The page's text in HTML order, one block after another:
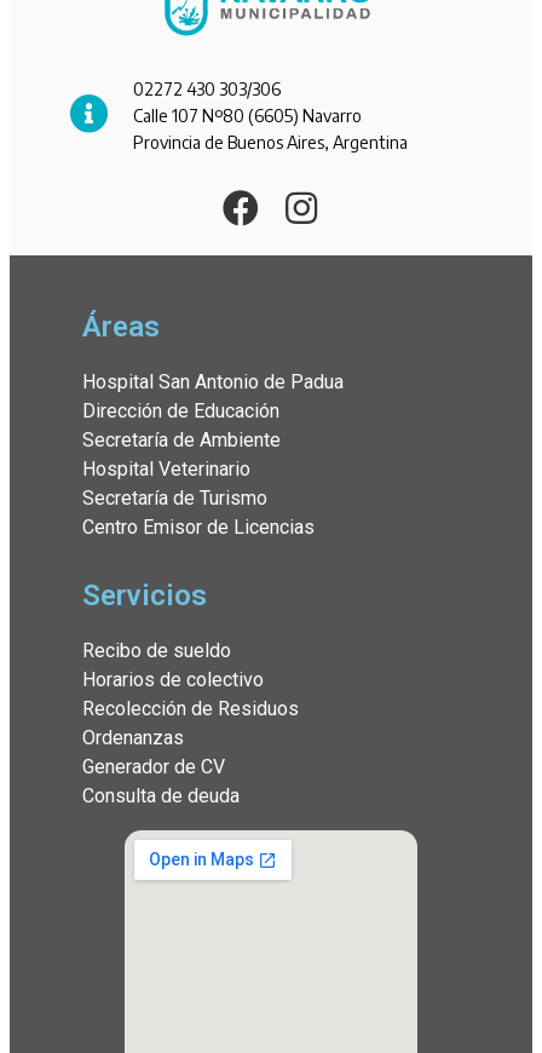
02272 430 303/306
Calle 107 Nº80 (6605) Navarro
Provincia de Buenos Aires, Argentina
Áreas
Hospital San Antonio de Padua
Dirección de Educación
Secretaría de Ambiente
Hospital Veterinario
Secretaría de Turismo
Centro Emisor de Licencias
Servicios
Recibo de sueldo
Horarios de colectivo
Recolección de Residuos
Ordenanzas
Generador de CV
Consulta de deuda